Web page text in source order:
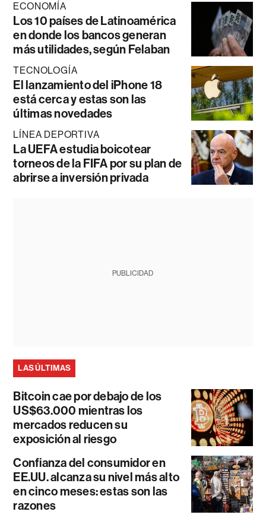
ECONOMÍA
Los 10 países de Latinoamérica
en donde los bancos generan
más utilidades, según Felaban
TECNOLOGÍA
El lanzamiento del iPhone 18
está cerca y estas son las
últimas novedades
LÍNEA DEPORTIVA
La UEFA estudia boicotear
torneos de la FIFA por su plan de
abrirse a inversión privada
PUBLICIDAD
LAS ÚLTIMAS
Bitcoin cae por debajo de los
US$63.000 mientras los
mercados reducen su
exposición al riesgo
Confianza del consumidor en
EE.UU. alcanza su nivel más alto
en cinco meses: estas son las
razones